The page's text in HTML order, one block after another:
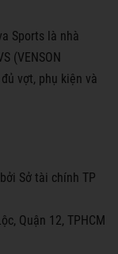
Sports là nhà
(VENSON
vợt, phụ kiện và
Sở tài chính TP
Quận 12, TPHCM